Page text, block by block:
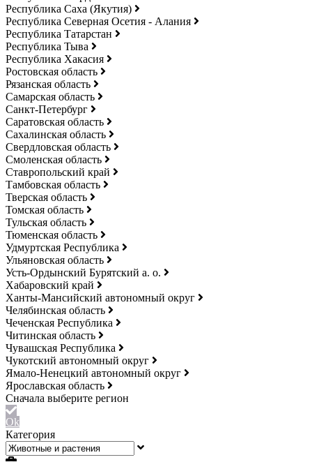
Республика Саха (Якутия)
Республика Северная Осетия - Алания
Республика Татарстан
Республика Тыва
Республика Хакасия
Ростовская область
Рязанская область
Самарская область
Санкт-Петербург
Саратовская область
Сахалинская область
Свердловская область
Смоленская область
Ставропольский край
Тамбовская область
Тверская область
Томская область
Тульская область
Тюменская область
Удмуртская Республика
Ульяновская область
Усть-Ордынский Бурятский а. о.
Хабаровский край
Ханты-Мансийский автономный округ
Челябинская область
Чеченская Республика
Читинская область
Чувашская Республика
Чукотский автономный округ
Ямало-Ненецкий автономный округ
Ярославская область
Ok
Категория